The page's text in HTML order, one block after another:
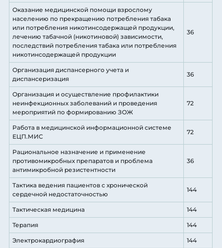
Оказание медицинской помощи взрослому
населению по прекращению потребления табака
или потребления никотинсодержащей продукции,
лечению табачной (никотиновой) зависимости,
последствий потребления табака или потребления
никотинсодержащей продукции
36
Организация диспансерного учета и
диспансеризация
36
Организация и осуществление профилактики
неинфекционных заболеваний и проведения
мероприятий по формированию ЗОЖ
72
Работа в медицинской информационной системе
ЕЦП.МИС
72
Рациональное назначение и применение
противомикробных препаратов и проблема
антимикробной резистентности
36
Тактика ведения пациентов с хронической
сердечной недостаточностью
144
Тактическая медицина 144
Терапия 144
Электрокардиография 144